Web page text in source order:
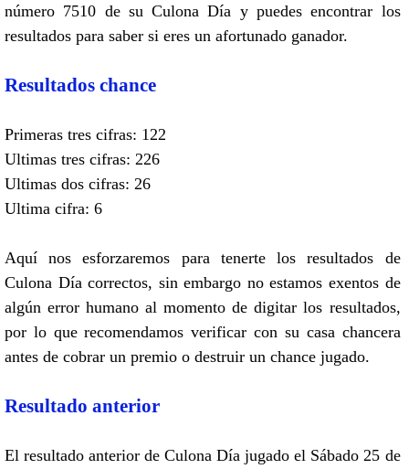
número 7510 de su Culona Día y puedes encontrar los
resultados para saber si eres un afortunado ganador.
Resultados chance
Primeras tres cifras: 122
Ultimas tres cifras: 226
Ultimas dos cifras: 26
Ultima cifra: 6
Aquí nos esforzaremos para tenerte los resultados de
Culona Día correctos, sin embargo no estamos exentos de
algún error humano al momento de digitar los resultados,
por lo que recomendamos verificar con su casa chancera
antes de cobrar un premio o destruir un chance jugado.
Resultado anterior
El resultado anterior de Culona Día jugado el Sábado 25 de